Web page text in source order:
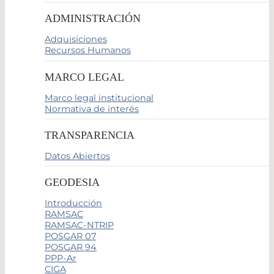
ADMINISTRACIÓN
Adquisiciones
Recursos Humanos
MARCO LEGAL
Marco legal institucional
Normativa de interés
TRANSPARENCIA
Datos Abiertos
GEODESIA
Introducción
RAMSAC
RAMSAC-NTRIP
POSGAR 07
POSGAR 94
PPP-Ar
CIGA